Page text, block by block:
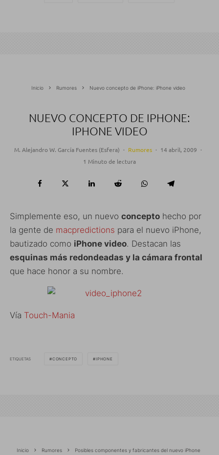
Inicio Rumores Nuevo concepto de iPhone: iPhone video
NUEVO CONCEPTO DE IPHONE:
IPHONE VIDEO
M. Alejandro W. García Fuentes (Esfera) · Rumores · 14 abril, 2009 ·
1 Minuto de lectura
Simplemente eso, un nuevo concepto hecho por
la gente de macpredictions para el nuevo iPhone,
bautizado como iPhone video. Destacan las
esquinas más redondeadas y la cámara frontal
que hace honor a su nombre.
Vía Touch-Mania
ETIQUETAS CONCEPTO IPHONE
Inicio Rumores Posibles componentes y fabricantes del nuevo iPhone